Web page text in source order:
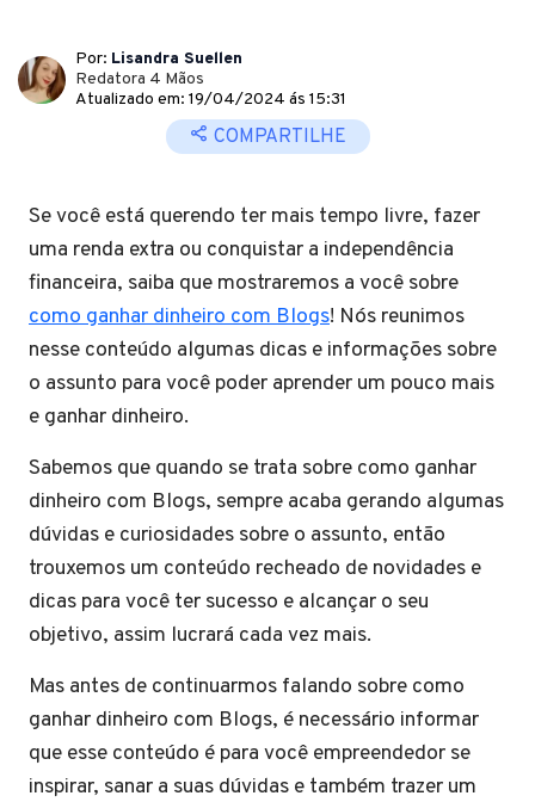
Por: Lisandra Suellen
Redatora 4 Mãos
Atualizado em: 19/04/2024 ás 15:31
COMPARTILHE
Se você está querendo ter mais tempo livre, fazer
uma renda extra ou conquistar a independência
financeira, saiba que mostraremos a você sobre
como ganhar dinheiro com Blogs! Nós reunimos
nesse conteúdo algumas dicas e informações sobre
o assunto para você poder aprender um pouco mais
e ganhar dinheiro.
Sabemos que quando se trata sobre como ganhar
dinheiro com Blogs, sempre acaba gerando algumas
dúvidas e curiosidades sobre o assunto, então
trouxemos um conteúdo recheado de novidades e
dicas para você ter sucesso e alcançar o seu
objetivo, assim lucrará cada vez mais.
Mas antes de continuarmos falando sobre como
ganhar dinheiro com Blogs, é necessário informar
que esse conteúdo é para você empreendedor se
inspirar, sanar a suas dúvidas e também trazer um